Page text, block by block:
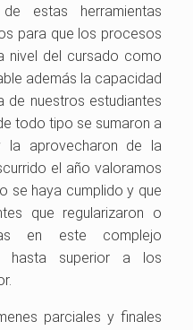
estas herramientas
para que los procesos
nivel del cursado como
además la capacidad
de nuestros estudiantes
todo tipo se sumaron a
la aprovecharon de la
el año valoramos
se haya cumplido y que
que regularizaron o
en este complejo
hasta superior a los
parciales y finales